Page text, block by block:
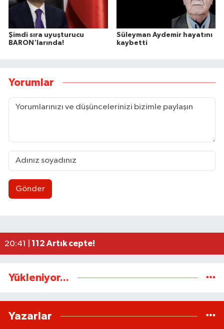
Şimdi sıra uyuşturucu
BARON'larında!
Süleyman Aydemir hayatını
kaybetti
Yorumlar
Gönder
11:11 |Uluslararası Tekvando Şampiyonası'nda
20:41 | 112 Artık cepte!
Yükleniyor...
Yazarlar